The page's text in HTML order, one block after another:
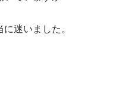
迷いました。